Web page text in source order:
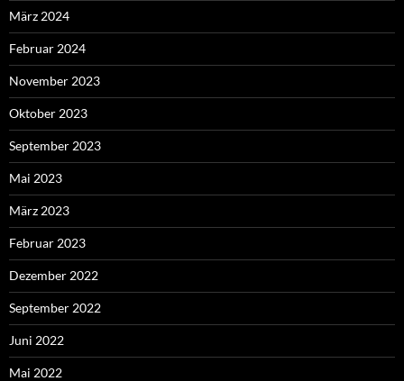
März 2024
Februar 2024
November 2023
Oktober 2023
September 2023
Mai 2023
März 2023
Februar 2023
Dezember 2022
September 2022
Juni 2022
Mai 2022